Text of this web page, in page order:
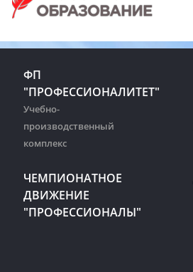
ФП
"ПРОФЕССИОНАЛИТЕТ"
Учебно-
производственный
комплекс
ЧЕМПИОНАТНОЕ
ДВИЖЕНИЕ
"ПРОФЕССИОНАЛЫ"